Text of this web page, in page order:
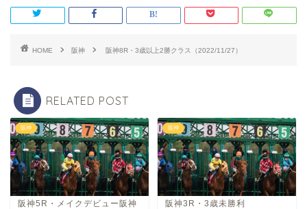
HOME 阪神 阪神8R・3歳以上2勝クラス（2022/11/27）
RELATED POST
阪神
阪神5R・メイクデビュー阪神
阪神
阪神3R・3歳未勝利